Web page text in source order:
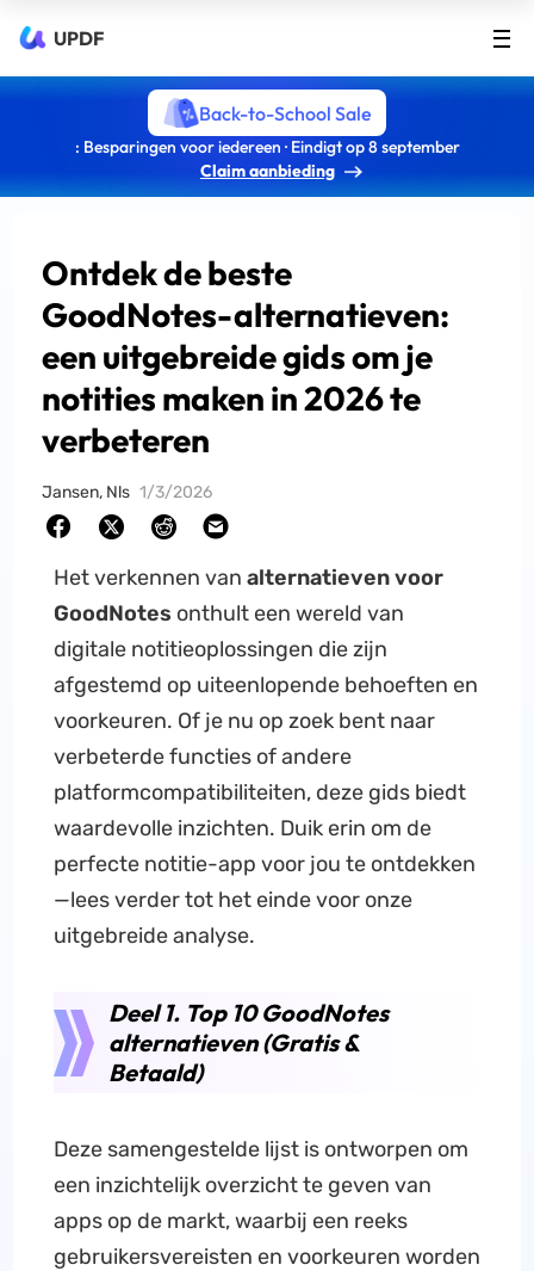
UPDF
Back-to-School Sale
: Besparingen voor iedereen · Eindigt op 8 september
Claim aanbieding
Ontdek de beste
GoodNotes-alternatieven:
een uitgebreide gids om je
notities maken in 2026 te
verbeteren
Jansen, Nls 1/3/2026
Het verkennen van alternatieven voor
GoodNotes onthult een wereld van
digitale notitieoplossingen die zijn
afgestemd op uiteenlopende behoeften en
voorkeuren. Of je nu op zoek bent naar
verbeterde functies of andere
platformcompatibiliteiten, deze gids biedt
waardevolle inzichten. Duik erin om de
perfecte notitie-app voor jou te ontdekken
—lees verder tot het einde voor onze
uitgebreide analyse.
Deel 1. Top 10 GoodNotes
alternatieven (Gratis &
Betaald)
Deze samengestelde lijst is ontworpen om
een inzichtelijk overzicht te geven van
apps op de markt, waarbij een reeks
gebruikersvereisten en voorkeuren worden